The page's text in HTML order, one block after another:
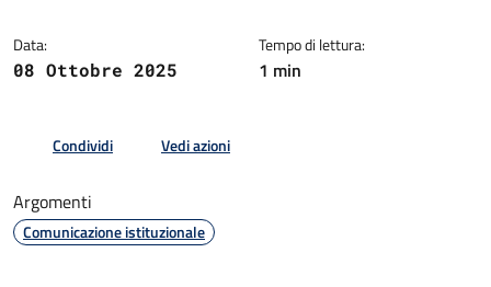
Data:
08 Ottobre 2025
Tempo di lettura:
1 min
Condividi Vedi azioni
Argomenti
Comunicazione istituzionale